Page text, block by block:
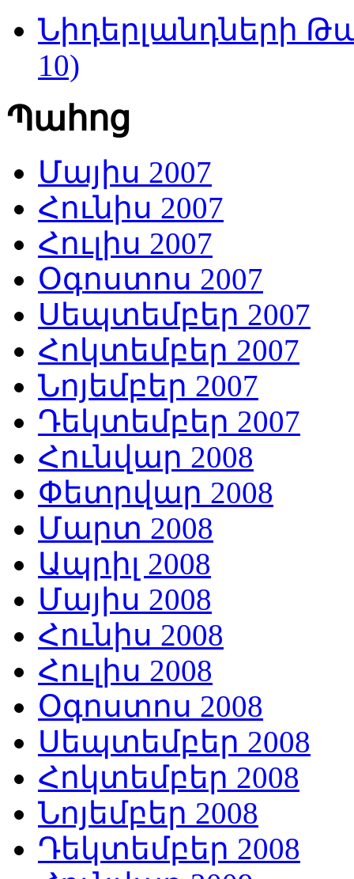
Նիդերլանդների
10)
Պահոց
Մայիս 2007
Հունիս 2007
Հուլիս 2007
Օգոստոս 2007
Սեպտեմբեր 2007
Հոկտեմբեր 2007
Նոյեմբեր 2007
Դեկտեմբեր 2007
Հունվար 2008
Փետրվար 2008
Մարտ 2008
Ապրիլ 2008
Մայիս 2008
Հունիս 2008
Հուլիս 2008
Օգոստոս 2008
Սեպտեմբեր 2008
Հոկտեմբեր 2008
Նոյեմբեր 2008
Դեկտեմբեր 2008